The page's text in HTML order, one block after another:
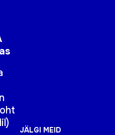
)
JÄLGI MEID